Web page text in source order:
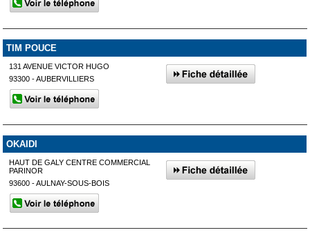
TIM POUCE
131 AVENUE VICTOR HUGO
93300 - AUBERVILLIERS
OKAIDI
HAUT DE GALY CENTRE COMMERCIAL
PARINOR
93600 - AULNAY-SOUS-BOIS